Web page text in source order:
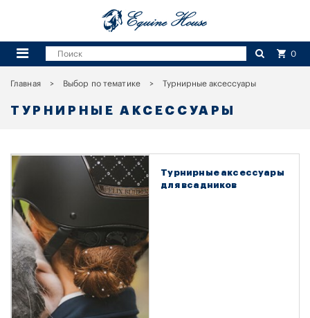
0
Главная Выбор по тематике Турнирные аксессуары
ТУРНИРНЫЕ АКСЕССУАРЫ
Турнирные аксессуары
для всадников